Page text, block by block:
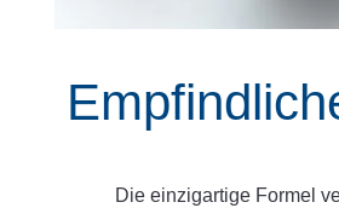
Die einzigartige Formel